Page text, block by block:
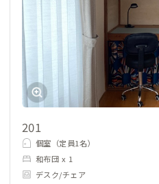
201
個室（定員1名）
和布団 x 1
デスク/チェア